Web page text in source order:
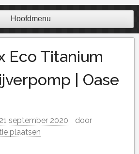
Hoofdmenu
Eco Titanium
| Oase
21 september 2020
door
plaatsen